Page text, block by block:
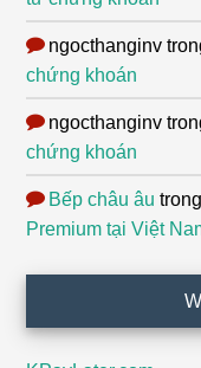
ngocthanginv
chứng khoán
ngocthanginv
chứng khoán
Bếp châu âu
Premium tại Việt